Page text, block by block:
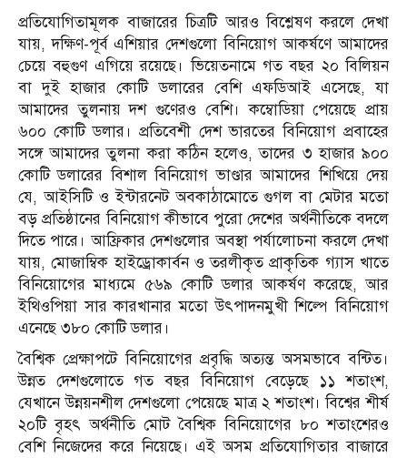
প্রতিযোগিতামূলক বাজারের চিত্রটি আরও বিশ্লেষণ করলে দেখা
যায়, দক্ষিণ-পূর্ব এশিয়ার দেশগুলো বিনিয়োগ আকর্ষণে আমাদের
চেয়ে বহুগুণ এগিয়ে রয়েছে। ভিয়েতনামে গত বছর ২০ বিলিয়ন
বা দুই হাজার কোটি ডলারের বেশি এফডিআই এসেছে, যা
আমাদের তুলনায় দশ গুণেরও বেশি। কম্বোডিয়া পেয়েছে প্রায়
৬০০ কোটি ডলার। প্রতিবেশী দেশ ভারতের বিনিয়োগ প্রবাহের
সঙ্গে আমাদের তুলনা করা কঠিন হলেও, তাদের ৩ হাজার ৯০০
কোটি ডলারের বিশাল বিনিয়োগ ভাণ্ডার আমাদের শিখিয়ে দেয়
যে, আইসিটি ও ইন্টারনেট অবকাঠামোতে গুগল বা মেটার মতো
বড় প্রতিষ্ঠানের বিনিয়োগ কীভাবে পুরো দেশের অর্থনীতিকে বদলে
দিতে পারে। আফ্রিকার দেশগুলোর অবস্থা পর্যালোচনা করলে দেখা
যায়, মোজাম্বিক হাইড্রোকার্বন ও তরলীকৃত প্রাকৃতিক গ্যাস খাতে
বিনিয়োগের মাধ্যমে ৫৬৯ কোটি ডলার আকর্ষণ করেছে, আর
ইথিওপিয়া সার কারখানার মতো উৎপাদনমুখী শিল্পে বিনিয়োগ
এনেছে ৩৮০ কোটি ডলার।
বৈশ্বিক প্রেক্ষাপটে বিনিয়োগের প্রবৃদ্ধি অত্যন্ত অসমভাবে বন্টিত।
উন্নত দেশগুলোতে গত বছর বিনিয়োগ বেড়েছে ১১ শতাংশ,
যেখানে উন্নয়নশীল দেশগুলো পেয়েছে মাত্র ২ শতাংশ। বিশ্বের শীর্ষ
২০টি বৃহৎ অর্থনীতি মোট বৈশ্বিক বিনিয়োগের ৮০ শতাংশেরও
বেশি নিজেদের করে নিয়েছে। এই অসম প্রতিযোগিতার বাজারে